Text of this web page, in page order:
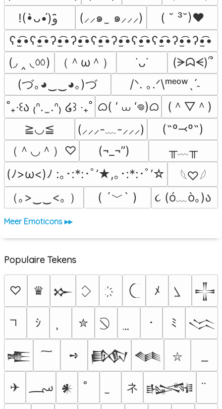
(⸝⸝๑  ̫ ๑⸝⸝⸝)
( ˘ ³˘)♥
ʕ•̫͡•ʕ•̫͡•ʔ•̫͡•ʔ•̫͡•ʕ•̫͡•ʔ•̫͡•ʕ•̫͡•ʕ•̫͡•ʔ•̫͡•ʔ•̫͡•
(◞ ‸ ◟ㆀ)
（＾ω＾） ˙ᴗ˙
(ᗒᗣᗕ)՞
(づ｡◕‿‿◕｡)づ
/ᐠ. ｡.ᐟ\ᵐᵉᵒʷˎˊ˗
˚₊‧꒰ა ₍ᐢ.  ̫.ᐢ₎ ໒꒱ ‧₊˚ ᜊ( ‘ ⩊ ‘𖦹)ᜊ
(＾▽＾)
≧◡≦
(⸝⸝⸝-﹏-⸝⸝⸝)
(˶º⤙º˶)
（＾◡＾）♡
(¬_¬”)
╥﹏╥
(ﾉ>ω<)ﾉ :｡･:*:･ﾟ’★,｡･:*:･ﾟ’☆
𓆩♡𓆪
（｡>‿‿<｡ ）
( ´﹀` ) ૮ (ó﹏ò｡)ა
Meer Emoticons ▸▸
Populaire Tekens
♡ ♛ 𒁍 ﾒ 𒋲
ｼ ✮ ･ ﾐ 𒈱
𒍫 ➺ 𒁃 𒈝 ⛥
✈ ؄ 𒀭 ネ 𒈙